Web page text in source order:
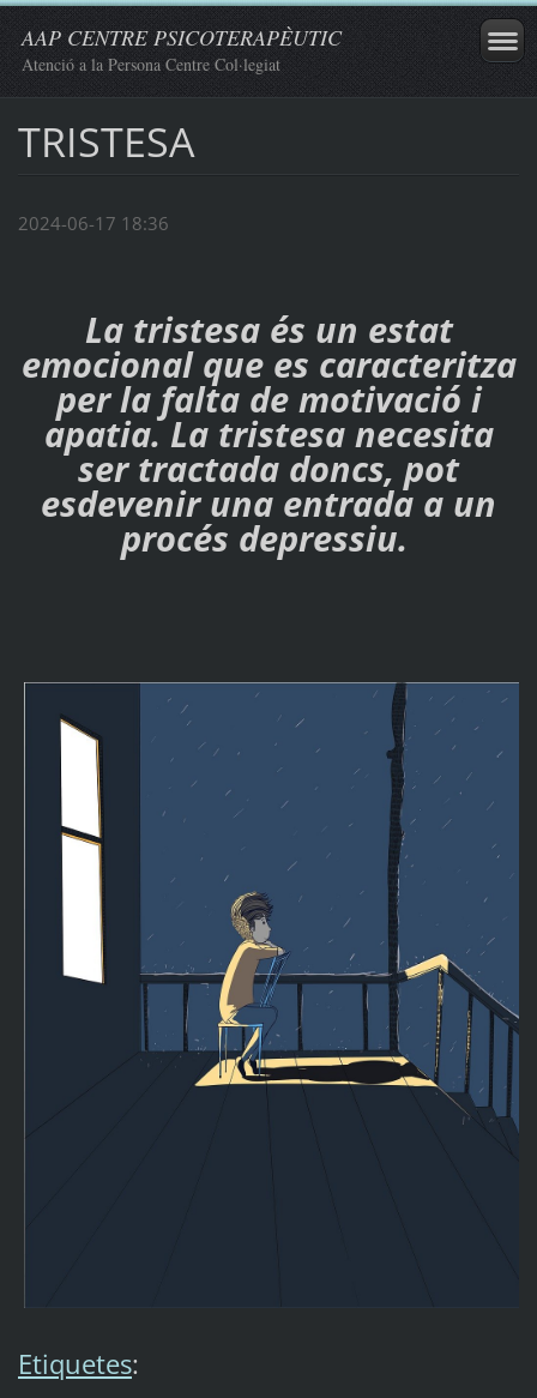
AAP CENTRE PSICOTERAPÈUTIC
Atenció a la Persona Centre Col·legiat
TRISTESA
2024-06-17 18:36
La tristesa és un estat
emocional que es caracteritza
per la falta de motivació i
apatia. La tristesa necesita
ser tractada doncs, pot
esdevenir una entrada a un
procés depressiu.
Etiquetes: